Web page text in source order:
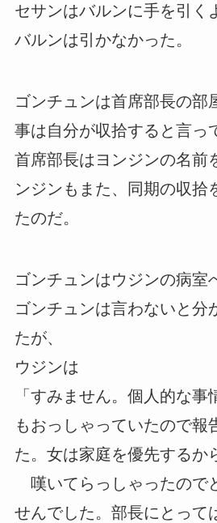
セサンはバルンに手を引く
バルンは引かなかった。
ゴンチュンは首席部長の部
事は自分が収拾すると言っ
首席部長はヨンジンの名前
ンジンもまた、同期の収拾
たのだ。
ゴンチュンはウジンの病室
ゴンチュンは言わないと分
たが、
ウジンは
「すみません。個人的な
もおっしゃっていたので報
た。女は家庭を優先するか
嘆いてらっしゃったので
せんでした。部長にとって